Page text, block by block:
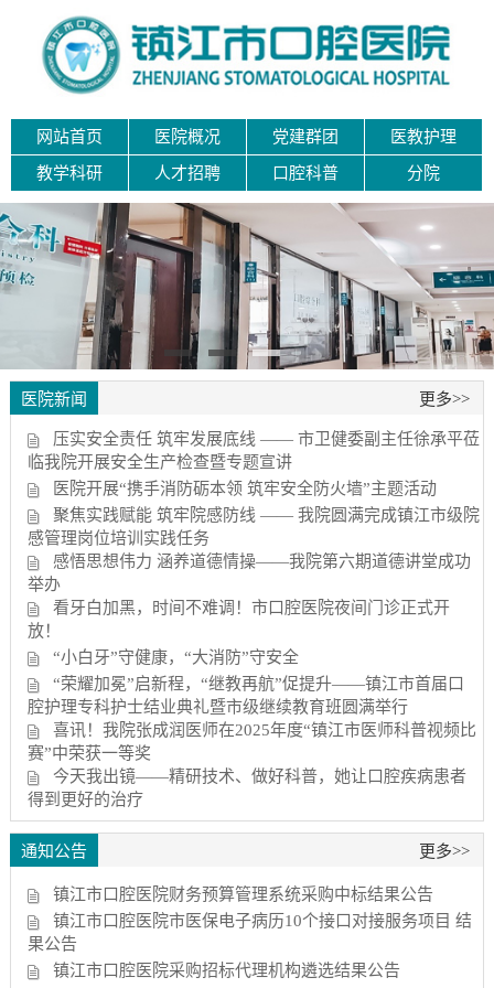
网站首页 医院概况 党建群团 医教护理
教学科研 人才招聘 口腔科普 分院
医院新闻 更多>>
压实安全责任 筑牢发展底线 —— 市卫健委副主任徐承平莅
临我院开展安全生产检查暨专题宣讲
医院开展“携手消防砺本领 筑牢安全防火墙”主题活动
聚焦实践赋能 筑牢院感防线 —— 我院圆满完成镇江市级院
感管理岗位培训实践任务
感悟思想伟力 涵养道德情操——我院第六期道德讲堂成功
举办
看牙白加黑，时间不难调！市口腔医院夜间门诊正式开
放！
“小白牙”守健康，“大消防”守安全
“荣耀加冕”启新程，“继教再航”促提升——镇江市首届口
腔护理专科护士结业典礼暨市级继续教育班圆满举行
喜讯！我院张成润医师在2025年度“镇江市医师科普视频比
赛”中荣获一等奖
今天我出镜——精研技术、做好科普，她让口腔疾病患者
得到更好的治疗
通知公告 更多>>
镇江市口腔医院财务预算管理系统采购中标结果公告
镇江市口腔医院市医保电子病历10个接口对接服务项目 结
果公告
镇江市口腔医院采购招标代理机构遴选结果公告